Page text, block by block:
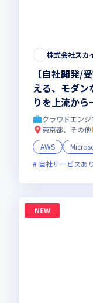
株式会社スカ
【自社開発/
える、モダン
りを上流か
クラウドエン
東京都、その他
AWS
自社サービスあり
NEW